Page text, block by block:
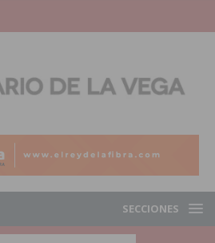
SECCIONES